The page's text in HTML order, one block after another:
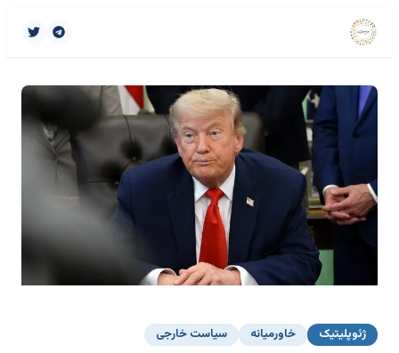
ژئوپلیتیک خاورمیانه سیاست خارجی